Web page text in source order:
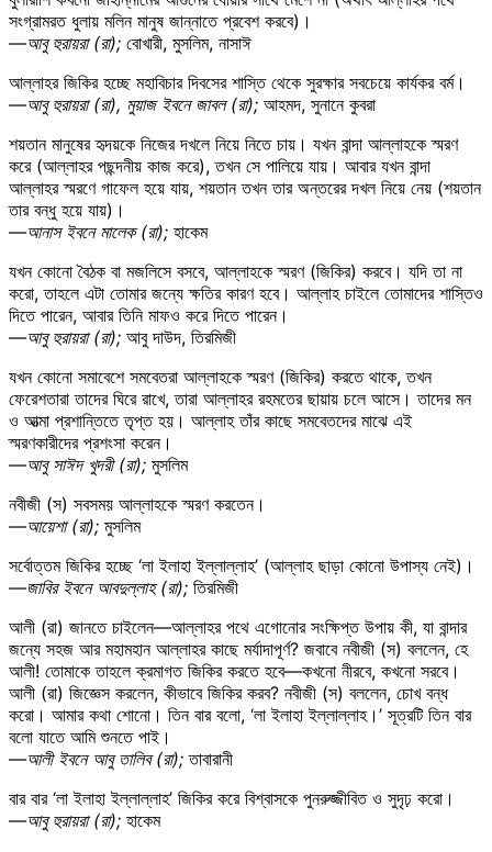
সংগ্রামরত ধুলায় মলিন মানুষ জান্নাতে প্রবেশ করবে)।
—আবু হুরায়রা (রা); বোখারী, মুসলিম, নাসাঈ
আল্লাহর জিকির হচ্ছে মহাবিচার দিবসের শাস্তি থেকে সুরক্ষার সবচেয়ে কার্যকর বর্ম।
—আবু হুরায়রা (রা), মুয়াজ ইবনে জাবল (রা); আহমদ, সুনানে কুবরা
শয়তান মানুষের হৃদয়কে নিজের দখলে নিয়ে নিতে চায়। যখন বান্দা আল্লাহকে স্মরণ
করে (আল্লাহর পছন্দনীয় কাজ করে), তখন সে পালিয়ে যায়। আবার যখন বান্দা
আল্লাহর স্মরণে গাফেল হয়ে যায়, শয়তান তখন তার অন্তরের দখল নিয়ে নেয় (শয়তান
তার বন্ধু হয়ে যায়)।
—আনাস ইবনে মালেক (রা); হাকেম
যখন কোনো বৈঠক বা মজলিসে বসবে, আল্লাহকে স্মরণ (জিকির) করবে। যদি তা না
করো, তাহলে এটা তোমার জন্যে ক্ষতির কারণ হবে। আল্লাহ চাইলে তোমাদের শাস্তিও
দিতে পারেন, আবার তিনি মাফও করে দিতে পারেন।
—আবু হুরায়রা (রা); আবু দাউদ, তিরমিজী
যখন কোনো সমাবেশে সমবেতরা আল্লাহকে স্মরণ (জিকির) করতে থাকে, তখন
ফেরেশতারা তাদের ঘিরে রাখে, তারা আল্লাহর রহমতের ছায়ায় চলে আসে। তাদের মন
ও আত্মা প্রশান্তিতে তৃপ্ত হয়। আল্লাহ তাঁর কাছে সমবেতদের মাঝে এই
স্মরণকারীদের প্রশংসা করেন।
—আবু সাঈদ খুদরী (রা); মুসলিম
নবীজী (স) সবসময় আল্লাহকে স্মরণ করতেন।
—আয়েশা (রা); মুসলিম
সর্বোত্তম জিকির হচ্ছে ‘লা ইলাহা ইল্লাল্লাহ’ (আল্লাহ ছাড়া কোনো উপাস্য নেই)।
—জাবির ইবনে আবদুল্লাহ (রা); তিরমিজী
আলী (রা) জানতে চাইলেন—আল্লাহর পথে এগোনোর সংক্ষিপ্ত উপায় কী, যা বান্দার
জন্যে সহজ আর মহামহান আল্লাহর কাছে মর্যাদাপূর্ণ? জবাবে নবীজী (স) বললেন, হে
আলী! তোমাকে তাহলে ক্রমাগত জিকির করতে হবে—কখনো নীরবে, কখনো সরবে।
আলী (রা) জিজ্ঞেস করলেন, কীভাবে জিকির করব? নবীজী (স) বললেন, চোখ বন্ধ
করো। আমার কথা শোনো। তিন বার বলো, ‘লা ইলাহা ইল্লাল্লাহ।’ সূত্রটি তিন বার
বলো যাতে আমি শুনতে পাই।
—আলী ইবনে আবু তালিব (রা);তাবারানী
বার বার ‘লা ইলাহা ইল্লাল্লাহ’ জিকির করে বিশ্বাসকে পুনরুজ্জীবিত ও সুদৃঢ় করো।
—আবু হুরায়রা (রা); হাকেম